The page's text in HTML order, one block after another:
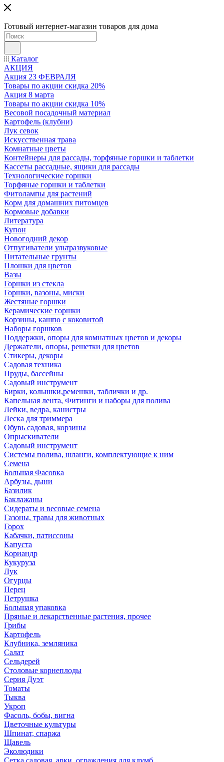
Готовый интернет-магазин товаров для дома
Каталог
АКЦИЯ
Акция 23 ФЕВРАЛЯ
Товары по акции скидка 20%
Акция 8 марта
Товары по акции скидка 10%
Весовой посадочный материал
Картофель (клубни)
Лук севок
Искусственная трава
Комнатные цветы
Контейнеры для рассады, торфяные горшки и таблетки
Кассеты рассадные, ящики для рассады
Технологические горшки
Торфяные горшки и таблетки
Фитолампы для растений
Корм для домашних питомцев
Кормовые добавки
Литература
Купон
Новогодний декор
Отпугиватели ультразвуковые
Питательные грунты
Плошки для цветов
Вазы
Горшки из стекла
Горшки, вазоны, миски
Жестяные горшки
Керамические горшки
Корзины, кашпо с коковитой
Наборы горшков
Поддержки, опоры для комнатных цветов и декоры
Держатели, опоры, решетки для цветов
Стикеры, декоры
Садовая техника
Пруды, бассейны
Садовый инструмент
Бирки, колышки,ремешки, таблички и др.
Капельная лента, Фитинги и наборы для полива
Лейки, ведра, канистры
Леска для триммера
Обувь садовая, корзины
Опрыскиватели
Садовый инструмент
Системы полива, шланги, комплектующие к ним
Семена
Большая Фасовка
Арбузы, дыни
Базилик
Баклажаны
Сидераты и весовые семена
Газоны, травы для животных
Горох
Кабачки, патиссоны
Капуста
Кориандр
Кукуруза
Лук
Огурцы
Перец
Петрушка
Большая упаковка
Пряные и лекарственные растения, прочее
Грибы
Картофель
Клубника, земляника
Салат
Сельдерей
Столовые корнеплоды
Серия Дуэт
Томаты
Тыква
Укроп
Фасоль, бобы, вигна
Цветочные культуры
Шпинат, спаржа
Щавель
Эколюдики
Сетка садовая, арки, ограждения для клумб